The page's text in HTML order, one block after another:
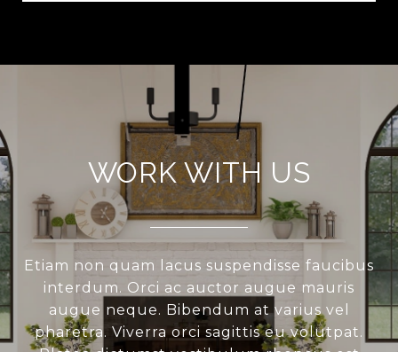
WORK WITH US
Etiam non quam lacus suspendisse faucibus
interdum. Orci ac auctor augue mauris
augue neque. Bibendum at varius vel
pharetra. Viverra orci sagittis eu volutpat.